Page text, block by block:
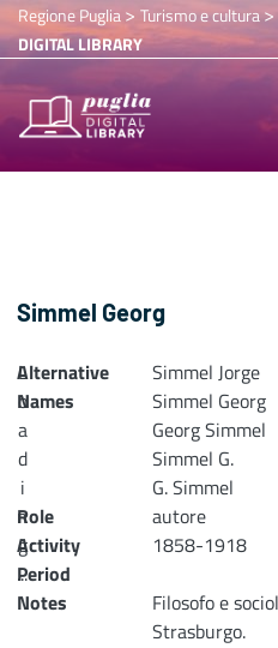
Regione Puglia> Turismo e cultura>
DIGITAL LIBRARY
Simmel Georg
L
o
a
d
i
n
g
...
Loading...
Alternative
Names
Simmel Jorge
Simmel Georg
Georg Simmel
Simmel G.
G. Simmel
Role
autore
Activity
Period
1858-1918
Notes
Filosofo e
Strasburgo.